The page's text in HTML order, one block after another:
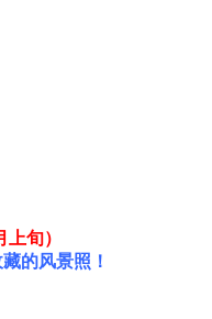
旬）
的风景照！